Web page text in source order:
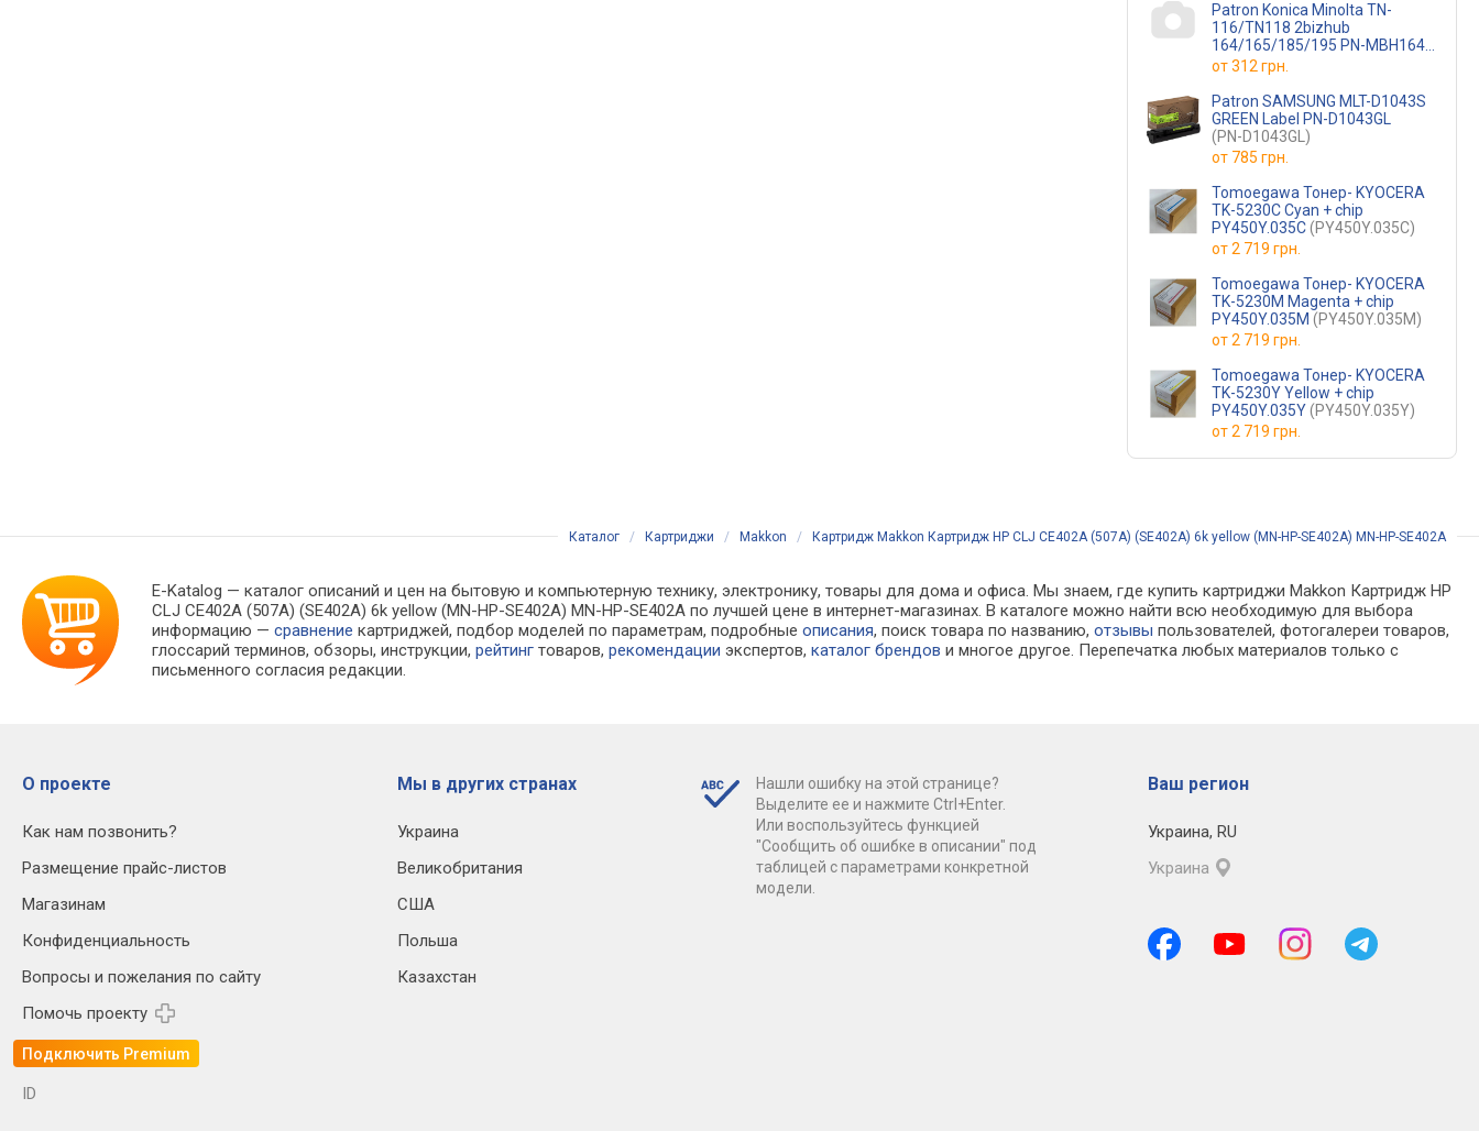
Patron Konica Minolta TN-
116/TN118 2bizhub
164/165/185/195 PN-MBH164-
280(PN-MBH164-280)
от312 грн.
Patron SAMSUNG MLT-D1043S
GREEN Label PN-D1043GL
(PN-D1043GL)
от 785 грн.
Tomoegawa Тонер- KYOCERA
TK-5230C Cyan + chip
PY450Y.035C(PY450Y.035C)
от2 719 грн.
Tomoegawa Тонер- KYOCERA
TK-5230M Magenta + chip
PY450Y.035M (PY450Y.035M)
от2 719 грн.
Tomoegawa Тонер- KYOCERA
TK-5230Y Yellow + chip
PY450Y.035Y(PY450Y.035Y)
от2 719 грн.
Каталог / Картриджи / Makkon / Картридж Makkon Картридж HP CLJ CE402A (507A) (SE402A) 6k yellow (MN-HP-SE402A) MN-HP-SE402A
E-Katalog — каталог описаний и цен на бытовую и компьютерную технику, электронику, товары для дома и офиса. Мы знаем, где купить картриджи Makkon Картридж HP
CLJ CE402A (507A) (SE402A) 6k yellow (MN-HP-SE402A) MN-HP-SE402A по лучшей цене в интернет-магазинах. В каталоге можно найти всю необходимую для выбора
информацию —сравнение картриджей, подбор моделей по параметрам, подробныеописания, поиск товара по названию,отзывы пользователей, фотогалереи товаров,
глоссарий терминов, обзоры, инструкции,рейтинг товаров,рекомендации экспертов,каталог брендов и многое другое. Перепечатка любых материалов только с
письменного согласия редакции.
О проекте
Как нам позвонить?
Размещение прайс-листов
Магазинам
Конфиденциальность
Вопросы и пожелания по сайту
Помочь проекту
Подключить Premium
Мы в других странах
Украина
Великобритания
США
Польша
Казахстан
Нашли ошибку на этой странице?
Выделите ее и нажмите Ctrl+Enter.
Или воспользуйтесь функцией
"Сообщить об ошибке в описании" под
таблицей с параметрами конкретной
модели.
Ваш регион
Украина, RU
Украина
ID